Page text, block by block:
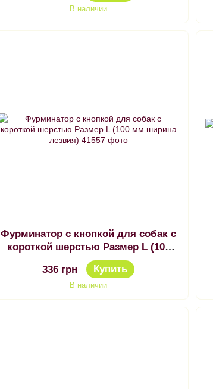
В наличии
Фурминатор с кнопкой для собак с
короткой шерстью Размер L (100
мм ширина лезвия)
336 грн
Купить
В наличии